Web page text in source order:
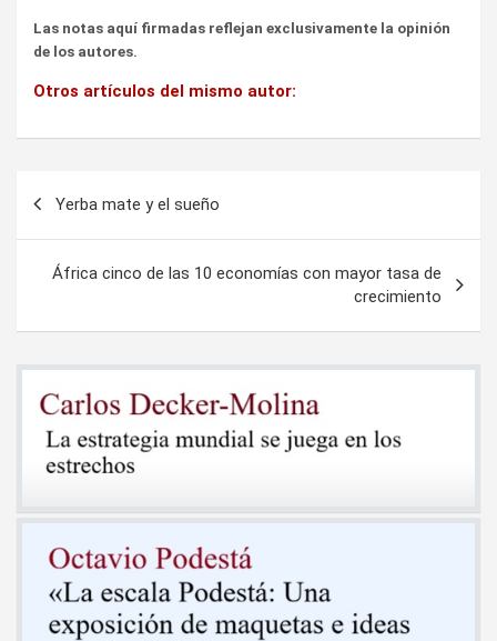
Las notas aquí firmadas reflejan exclusivamente la opinión
de los autores.
Otros artículos del mismo autor:
entradas
Yerba mate y el sueño
África cinco de las 10 economías con mayor tasa de
crecimiento